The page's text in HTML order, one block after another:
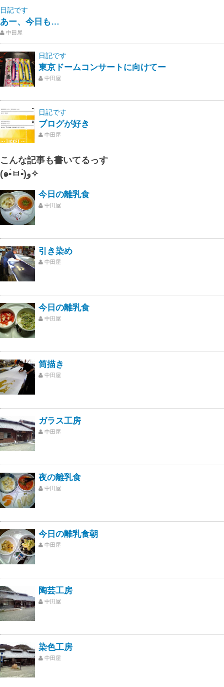
日記です
あー、今日も…
中田屋
日記です
東京ドームコンサートに向けてー
中田屋
日記です
ブログが好き
中田屋
こんな記事も書いてるっす
(๑•̀ㅂ•́)و✧
今日の離乳食
中田屋
引き染め
中田屋
今日の離乳食
中田屋
筒描き
中田屋
ガラス工房
中田屋
夜の離乳食
中田屋
今日の離乳食朝
中田屋
陶芸工房
中田屋
染色工房
中田屋